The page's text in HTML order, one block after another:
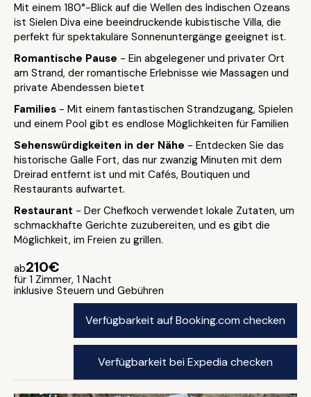
Mit einem 180°-Blick auf die Wellen des Indischen Ozeans
ist Sielen Diva eine beeindruckende kubistische Villa, die
perfekt für spektakuläre Sonnenuntergänge geeignet ist.
Romantische Pause - Ein abgelegener und privater Ort
am Strand, der romantische Erlebnisse wie Massagen und
private Abendessen bietet
Families - Mit einem fantastischen Strandzugang, Spielen
und einem Pool gibt es endlose Möglichkeiten für Familien
Sehenswürdigkeiten in der Nähe - Entdecken Sie das
historische Galle Fort, das nur zwanzig Minuten mit dem
Dreirad entfernt ist und mit Cafés, Boutiquen und
Restaurants aufwartet.
Restaurant - Der Chefkoch verwendet lokale Zutaten, um
schmackhafte Gerichte zuzubereiten, und es gibt die
Möglichkeit, im Freien zu grillen.
ab210€
für 1 Zimmer, 1 Nacht
inklusive Steuern und Gebühren
Verfügbarkeit auf Booking.com checken
Verfügbarkeit bei Expedia checken